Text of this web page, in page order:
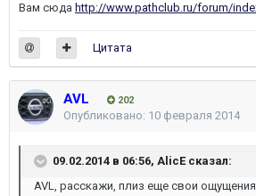
Вам сюда http://www.pathclub.ru/forum/
Цитата
AVL 202
Опубликовано: 10 февраля 2014
09.02.2014 в 06:56, AlicE сказал:
AVL, расскажи, плиз еще свои